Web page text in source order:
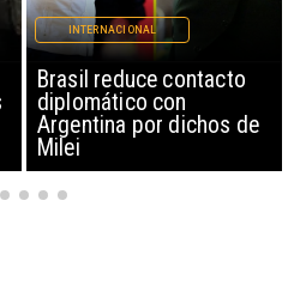
China restringe
exportación de drones a
EEUU y sanciona
empresas
INTERNACIONAL